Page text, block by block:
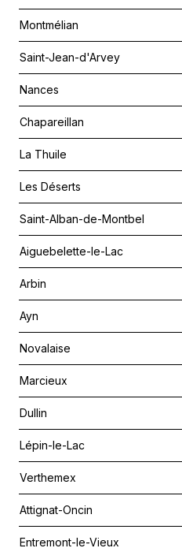
Montmélian
Saint-Jean-d'Arvey
Nances
Chapareillan
La Thuile
Les Déserts
Saint-Alban-de-Montbel
Aiguebelette-le-Lac
Arbin
Ayn
Novalaise
Marcieux
Dullin
Lépin-le-Lac
Verthemex
Attignat-Oncin
Entremont-le-Vieux